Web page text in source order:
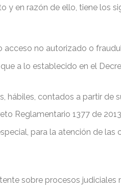
y en razón de ello, tiene los
acceso no autorizado o
a lo establecido en el
hábiles, contados a partir de
Reglamentario 1377 de
para la atención de las
sobre procesos judiciales